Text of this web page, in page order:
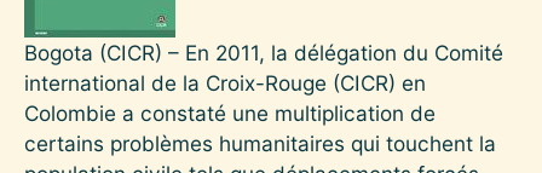
Bogota (CICR) – En 2011, la délégation du Comité
international de la Croix-Rouge (CICR) en
Colombie a constaté une multiplication de
certains problèmes humanitaires qui touchent la